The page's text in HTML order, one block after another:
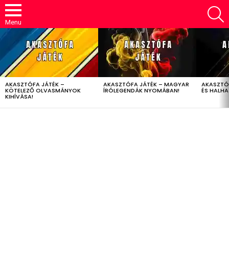
Menu
LATEST
STORIES
AKASZTÓFA JÁTÉK –
KÖTELEZŐ OLVASMÁNYOK
KIHÍVÁSA!
AKASZTÓFA JÁTÉK – MAGYAR
ÍRÓLEGENDÁK NYOMÁBAN! ÉS